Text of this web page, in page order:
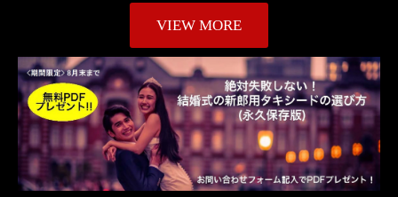
VIEW MORE